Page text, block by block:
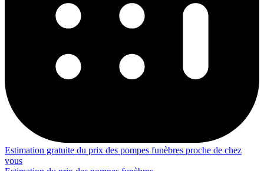
Estimation gratuite du prix des pompes funèbres proche de chez
vous